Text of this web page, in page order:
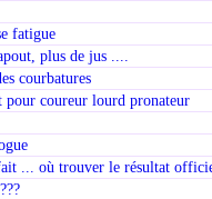
fatigue
plus de jus ....
courbatures
pour coureur lourd pronateur
... où trouver le résultat